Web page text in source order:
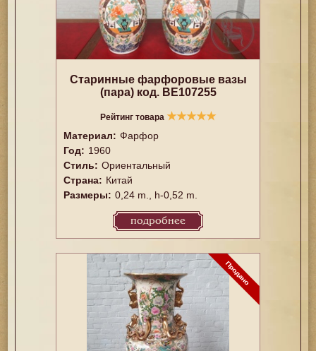
Старинные фарфоровые вазы
(пара) код. BE107255
Рейтинг товара ★★★★★
Материал: Фарфор
Год: 1960
Стиль: Ориентальный
Страна: Китай
Размеры: 0,24 m., h-0,52 m.
подробнее